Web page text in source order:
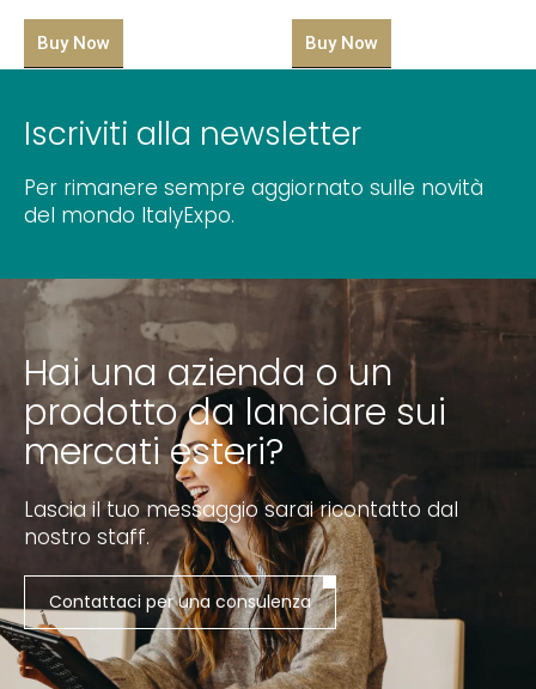
Buy Now Buy Now
Iscriviti alla newsletter
Per rimanere sempre aggiornato sulle novità
del mondo ItalyExpo.
Hai una azienda o un
prodotto da lanciare sui
mercati esteri?
Lascia il tuo messaggio sarai ricontatto dal
nostro staff.
Contattaci per una consulenza